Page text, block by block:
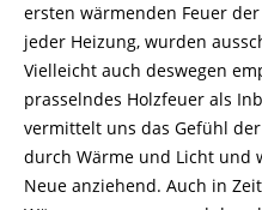
ersten wärmenden Feuer
jeder Heizung, wurden
Vielleicht auch deswegen
prasselndes Holzfeuer als
vermittelt uns das Gefühl
durch Wärme und Licht und
Neue anziehend. Auch in